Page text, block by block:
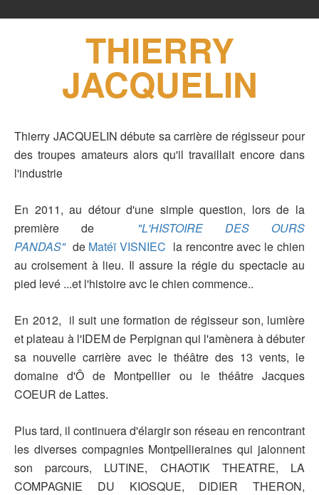
THIERRY
JACQUELIN
Thierry JACQUELIN débute sa carrière de régisseur pour
des troupes amateurs alors qu'il travaillait encore dans
l'industrie
En 2011, au détour d'une simple question, lors de la
première de "L'HISTOIRE DES OURS
PANDAS" de Matéï VISNIEC la rencontre avec le chien
au croisement à lieu. Il assure la régie du spectacle au
pied levé ...et l'histoire avc le chien commence..
En 2012, il suit une formation de régisseur son, lumière
et plateau à l'IDEM de Perpignan qui l'amènera à débuter
sa nouvelle carrière avec le théâtre des 13 vents, le
domaine d'Ô de Montpellier ou le théâtre Jacques
COEUR de Lattes.
Plus tard, il continuera d'élargir son réseau en rencontrant
les diverses compagnies Montpellieraines qui jalonnent
son parcours, LUTINE, CHAOTIK THEATRE, LA
COMPAGNIE DU KIOSQUE, DIDIER THERON,